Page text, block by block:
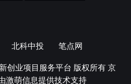
北科中投 笔点网
创业项目服务平台 版权所有 京
激萌信息提供技术支持